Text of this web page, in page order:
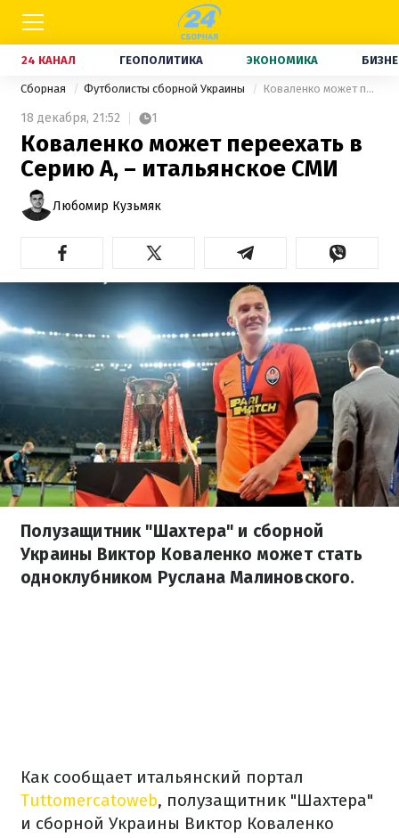
24 КАНАЛ ГЕОПОЛИТИКА ЭКОНОМИКА
Сборная Футболисты сборной Украины Коваленко может переехать в Серию А, – итальянское СМИ
18 декабря, 21:52 1
Коваленко может переехать в
Серию А, – итальянское СМИ
Любомир Кузьмяк
Полузащитник "Шахтера" и сборной
Украины Виктор Коваленко может стать
одноклубником Руслана Малиновского.
Как сообщает итальянский портал
Tuttomercatoweb, полузащитник "Шахтера"
и сборной Украины Виктор Коваленко